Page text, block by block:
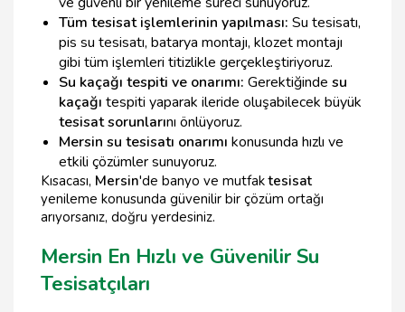
Tüm tesisat işlemlerinin yapılması: Su tesisatı,
pis su tesisatı, batarya montajı, klozet montajı
gibi tüm işlemleri titizlikle gerçekleştiriyoruz.
Su kaçağı tespiti ve onarımı: Gerektiğinde su
kaçağı tespiti yaparak ileride oluşabilecek büyük
tesisat sorunlarını önlüyoruz.
Mersin su tesisatı onarımı konusunda hızlı ve
etkili çözümler sunuyoruz.
Kısacası, Mersin'de banyo ve mutfaktesisat
yenileme konusunda güvenilir bir çözüm ortağı
arıyorsanız, doğru yerdesiniz.
Mersin En Hızlı ve Güvenilir Su
Tesisatçıları